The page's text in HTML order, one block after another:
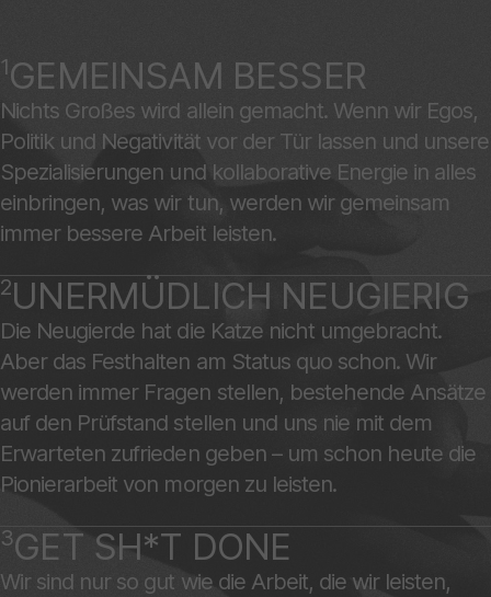
1GEMEINSAM BESSER
Nichts Großes wird allein gemacht. Wenn wir Egos,
Politik und Negativität vor der Tür lassen und unsere
Spezialisierungen und kollaborative Energie in alles
einbringen, was wir tun, werden wir gemeinsam
immer bessere Arbeit leisten.
2UNERMÜDLICH NEUGIERIG
Die Neugierde hat die Katze nicht umgebracht.
Aber das Festhalten am Status quo schon. Wir
werden immer Fragen stellen, bestehende Ansätze
auf den Prüfstand stellen und uns nie mit dem
Erwarteten zufrieden geben – um schon heute die
Pionierarbeit von morgen zu leisten.
3GET SH*T DONE
Wir sind nur so gut wie die Arbeit, die wir leisten,